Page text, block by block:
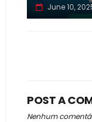
June 10,
POST A
Nenhum